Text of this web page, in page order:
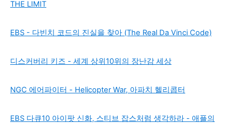
THE LIMIT
EBS - 다빈치 코드의 진실을 찾아 (The Real Da Vinci Code)
디스커버리 키즈 - 세계 상위10위의 장난감 세상
NGC 에어파이터 - Helicopter War, 아파치 헬리콥터
EBS 다큐10 아이팟 신화, 스티브 잡스처럼 생각하라 - 애플의